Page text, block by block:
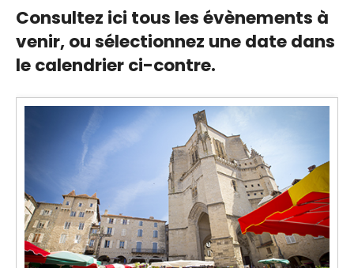
Consultez ici tous les évènements à
venir,ou sélectionnez une date dans
le calendrier ci-contre.